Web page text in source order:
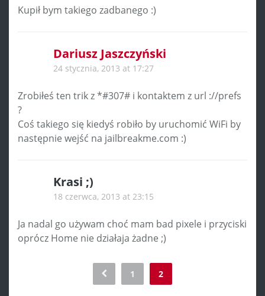
Kupił bym takiego zadbanego :)
Dariusz Jaszczyński
24 stycznia, 2013 at 17:27
Zrobiłeś ten trik z *#307# i kontaktem z url ://prefs
?
Coś takiego się kiedyś robiło by uruchomić WiFi by
następnie wejść na jailbreakme.com :)
Krasi ;)
18 czerwca, 2013 at 23:15
Ja nadal go używam choć mam bad pixele i przyciski
oprócz Home nie działaja żadne ;)
1 2